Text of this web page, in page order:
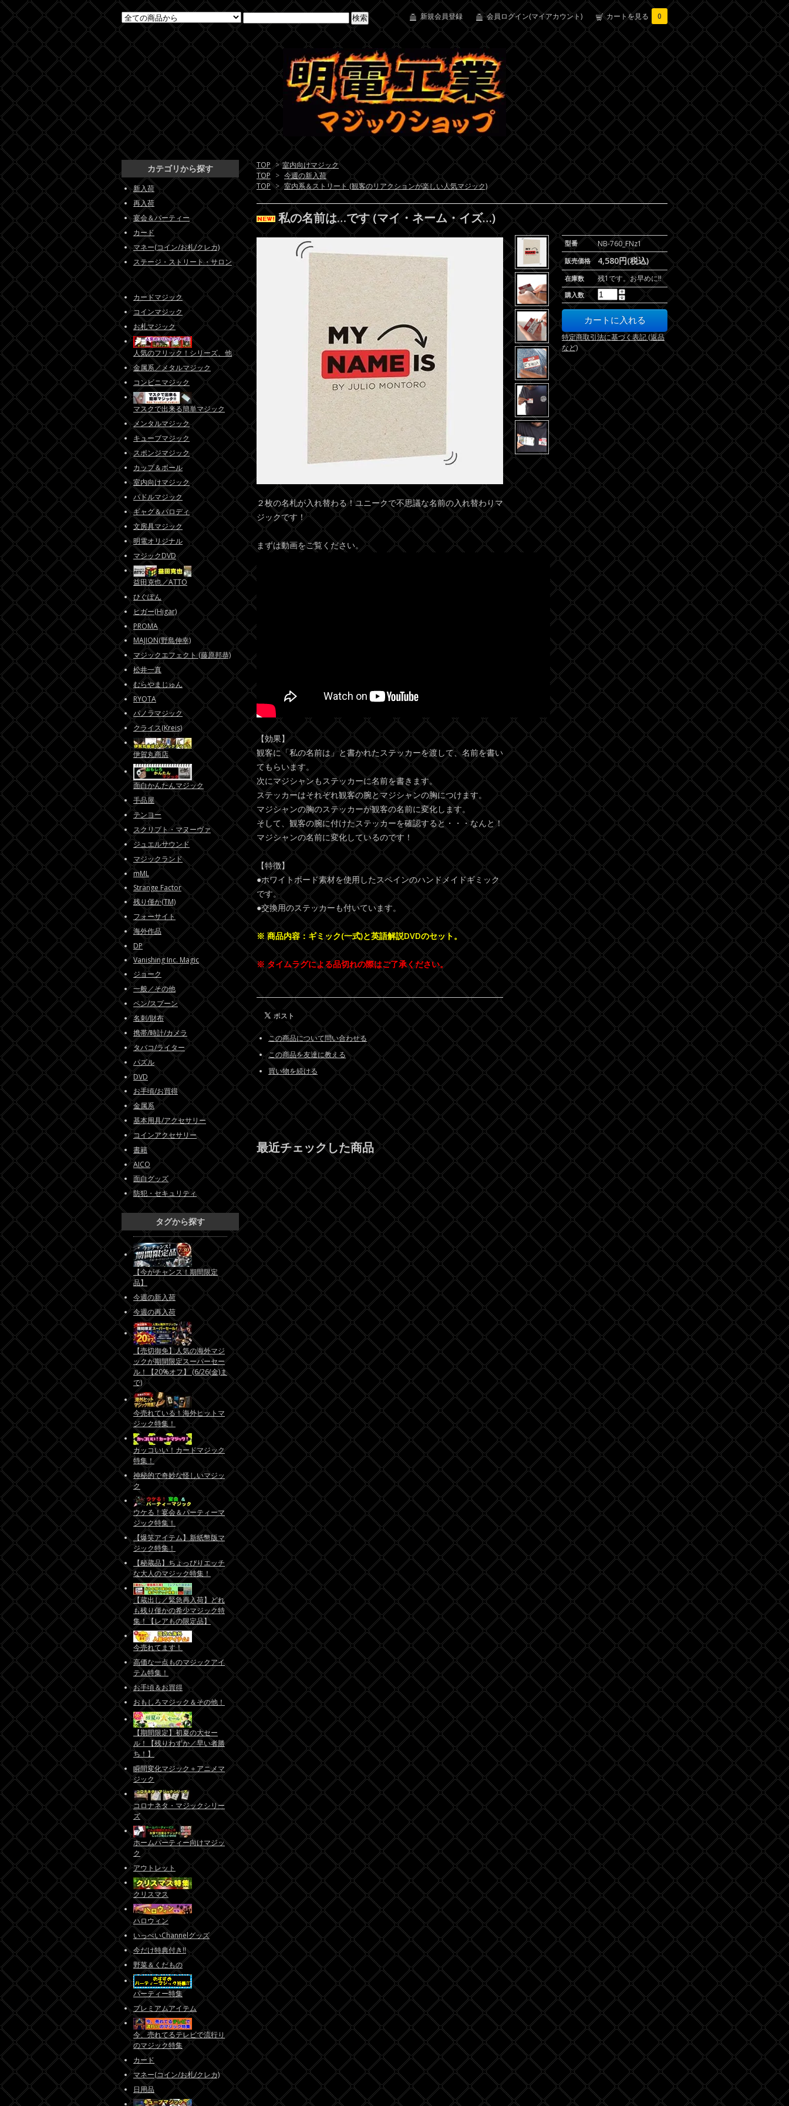
新規会員登録 会員ログイン(マイアカウント) カートを見る 0
TOP > 室内向けマジック
TOP > 今週の新入荷
TOP > 室内系＆ストリート (観客のリアクションが楽しい人気マジック)
私の名前は…です (マイ・ネーム・イズ…)
型番 NB-760_FNz1
販売価格 4,580円(税込)
在庫数 残1です。お早めに!!
購入数
特定商取引法に基づく表記 (返品
など)
２枚の名札が入れ替わる！ユニークで不思議な名前の入れ替わりマ
ジックです！
まずは動画をご覧ください。
【効果】
観客に「私の名前は」と書かれたステッカーを渡して、名前を書い
てもらいます。
次にマジシャンもステッカーに名前を書きます。
ステッカーはそれぞれ観客の腕とマジシャンの胸につけます。
マジシャンの胸のステッカーが観客の名前に変化します。
そして、観客の腕に付けたステッカーを確認すると・・・なんと！
マジシャンの名前に変化しているのです！
【特徴】
●ホワイトボード素材を使用したスペインのハンドメイドギミック
です。
●交換用のステッカーも付いています。
※ 商品内容：ギミック(一式)と英語解説DVDのセット。
※ タイムラグによる品切れの際はご了承ください。
この商品について問い合わせる
この商品を友達に教える
買い物を続ける
最近チェックした商品
カテゴリから探す
新入荷
再入荷
宴会＆パーティー
カード
マネー(コイン/お札/クレカ)
ステージ・ストリート・サロン
カードマジック
コインマジック
お札マジック
人気のフリック！シリーズ、他
金属系／メタルマジック
コンビニマジック
マスクで出来る簡単マジック
メンタルマジック
キューブマジック
スポンジマジック
カップ＆ボール
室内向けマジック
パドルマジック
ギャグ＆パロディ
文房具マジック
明電オリジナル
マジックDVD
益田克也／ATTO
ひぐぽん
ヒガー(Higar)
PROMA
MAJION(野島伸幸)
マジックエフェクト (藤原邦恭)
松井一真
むらやまじゅん
RYOTA
パノラマジック
クライス(Kreis)
伊賀丸商店
面白かんたんマジック
手品屋
テンヨー
スクリプト・マヌーヴァ
ジュエルサウンド
マジックランド
mML
Strange Factor
残り僅か(TM)
フォーサイト
海外作品
DP
Vanishing Inc. Magic
ジョーク
一般／その他
ペン/スプーン
名刺/財布
携帯/時計/カメラ
タバコ/ライター
パズル
DVD
お手頃/お買得
金属系
基本用具/アクセサリー
コインアクセサリー
書籍
AICO
面白グッズ
防犯・セキュリティ
タグから探す
【今がチャンス！期間限定
品】
今週の新入荷
今週の再入荷
【売切御免】人気の海外マジ
ックが期間限定スーパーセー
ル！【20%オフ】 (6/26(金)ま
で)
今売れている！海外ヒットマ
ジック特集！
カッコいい！カードマジック
特集！
神秘的で奇妙な怪しいマジッ
ク
ウケる！宴会＆パーティーマ
ジック特集！
【爆笑アイテム】新紙幣版マ
ジック特集！
【秘蔵品】ちょっぴりエッチ
な大人のマジック特集！
【蔵出し／緊急再入荷】どれ
も残り僅かの希少マジック特
集！【レアもの限定品】
今売れてます！
高価な一点ものマジックアイ
テム特集！
お手頃＆お買得
おもしろマジック＆その他！
【期間限定】初夏の大セー
ル！【残りわずか／早い者勝
ち！】
瞬間変化マジック＋アニメマ
ジック
コロナネタ・マジックシリー
ズ
ホームパーティー向けマジッ
ク
アウトレット
クリスマス
ハロウィン
いっぺいChannelグッズ
今だけ特典付き!!
野菜＆くだもの
パーティー特集
プレミアムアイテム
今、売れてるテレビで流行り
のマジック特集
カード
マネー(コイン/お札/クレカ)
日用品